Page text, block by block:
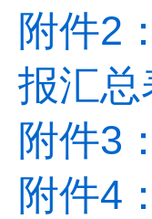
附件2
报汇总
附件3
附件4